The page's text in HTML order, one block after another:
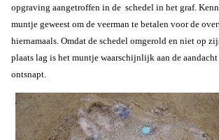
opgraving aangetroffen in de schedel in het graf.
muntje geweest om de veerman te betalen voor de
hiernamaals. Omdat de schedel omgerold en niet op
plaats lag is het muntje waarschijnlijk aan de
ontsnapt.